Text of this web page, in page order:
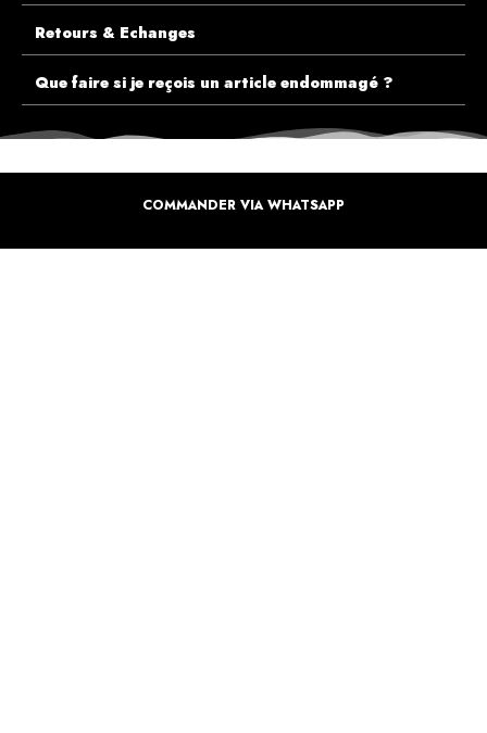
Retours & Echanges
Que faire si je reçois un article endommagé ?
COMMANDER VIA WHATSAPP